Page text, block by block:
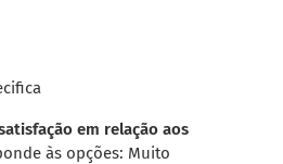
em relação aos
às opções: Muito